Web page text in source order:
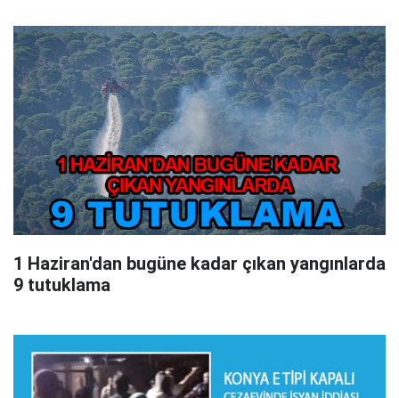
1 Haziran'dan bugüne kadar çıkan yangınlarda
9 tutuklama